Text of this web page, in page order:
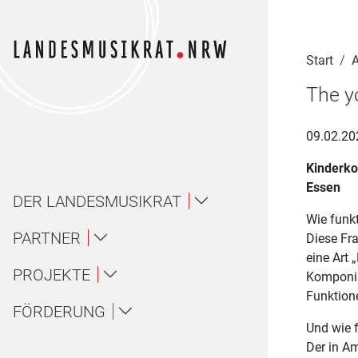
DER LANDESMUSIKRAT
Über uns / About
Über uns
Ansprechpartner*innen
PARTNER
Landesmusikakademie NRW
LAG Musik NRW
PROJEKTE
Ensembles
FÖRDERUNG
Start
The
Essen
Wie
Diese
eine Art
Und wie
Der in